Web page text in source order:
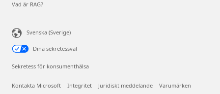
Vad är RAG?
Svenska (Sverige)
Dina sekretessval
Sekretess för konsumenthälsa
Kontakta Microsoft Integritet Juridiskt meddelande Varumärken